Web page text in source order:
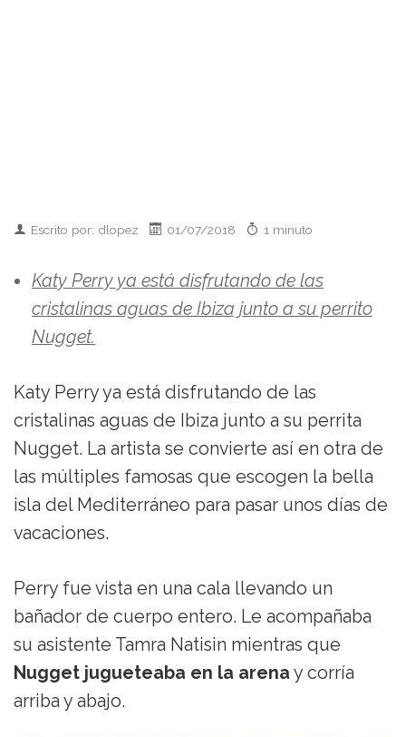
Escrito por: dlopez 01/07/2018 1 minuto
Katy Perry ya está disfrutando de las
cristalinas aguas de Ibiza junto a su perrito
Nugget.
Katy Perry ya está disfrutando de las
cristalinas aguas de Ibiza junto a su perrita
Nugget. La artista se convierte así en otra de
las múltiples famosas que escogen la bella
isla del Mediterráneo para pasar unos días de
vacaciones.
Perry fue vista en una cala llevando un
bañador de cuerpo entero. Le acompañaba
su asistente Tamra Natisin mientras que
Nugget jugueteaba en la arena y corría
arriba y abajo.